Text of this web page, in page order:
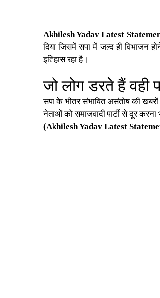
Akhilesh Yadav Latest
दिया जिसमें सपा में जल्द ही विभाजन
इतिहास रहा है।
जो लोग डरते हैं वही
सपा के भीतर संभावित असंतोष की
नेताओं को समाजवादी पार्टी से दूर
(Akhilesh Yadav Latest